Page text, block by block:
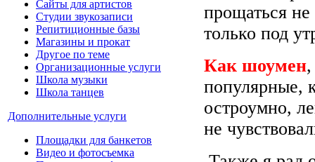
Сайты для артистов
Студии звукозаписи
Репитиционные базы
Магазины и прокат
Другое по теме
Организационные услуги
Школа музыки
Школа танцев
Дополнительные услуги
Площадки для банкетов
Видео и фотосъемка
прощаться не
только под
Как шоумен
популярные,
остроумно,
не